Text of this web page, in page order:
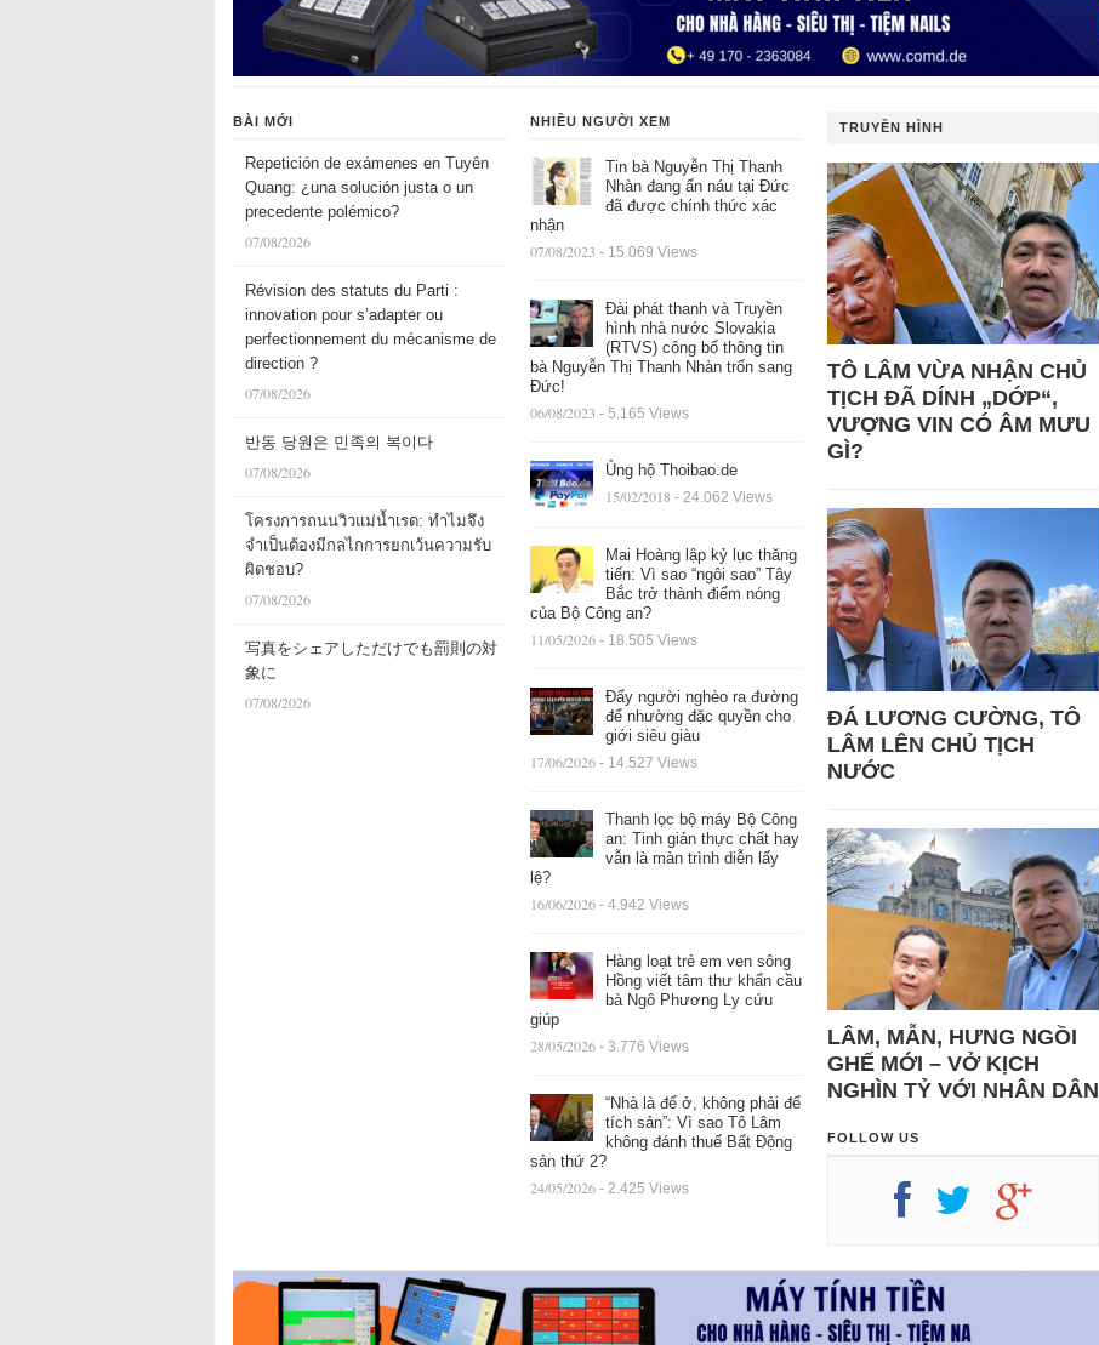
BÀI MỚI
Repetición de exámenes en Tuyên
Quang: ¿una solución justa o un
precedente polémico?
07/08/2026
Révision des statuts du Parti :
innovation pour s’adapter ou
perfectionnement du mécanisme de
direction ?
07/08/2026
반동 당원은 민족의 복이다
07/08/2026
โครงการถนนวิวแม่น้ำเรด: ทำไมจึง
จำเป็นต้องมีกลไกการยกเว้นความรับ
ผิดชอบ?
07/08/2026
写真をシェアしただけでも罰則の対
象に
07/08/2026
NHIỀU NGƯỜI XEM
Tin bà Nguyễn Thị Thanh
Nhàn đang ẩn náu tại Đức
đã được chính thức xác
nhận
07/08/2023 - 15.069 Views
Đài phát thanh và Truyền
hình nhà nước Slovakia
(RTVS) công bố thông tin
bà Nguyễn Thị Thanh Nhàn trốn sang
Đức!
06/08/2023 - 5.165 Views
Ủng hộ Thoibao.de
15/02/2018 - 24.062 Views
Mai Hoàng lập kỷ lục thăng
tiến: Vì sao “ngôi sao” Tây
Bắc trở thành điểm nóng
của Bộ Công an?
11/05/2026 - 18.505 Views
Đẩy người nghèo ra đường
để nhường đặc quyền cho
giới siêu giàu
17/06/2026 - 14.527 Views
Thanh lọc bộ máy Bộ Công
an: Tinh giản thực chất hay
vẫn là màn trình diễn lấy
lệ?
16/06/2026 - 4.942 Views
Hàng loạt trẻ em ven sông
Hồng viết tâm thư khẩn cầu
bà Ngô Phương Ly cứu
giúp
28/05/2026 - 3.776 Views
“Nhà là để ở, không phải để
tích sản”: Vì sao Tô Lâm
không đánh thuế Bất Động
sản thứ 2?
24/05/2026 - 2.425 Views
TRUYỀN HÌNH
TÔ LÂM VỪA NHẬN CHỦ
TỊCH ĐÃ DÍNH „DỚP“,
VƯỢNG VIN CÓ ÂM MƯU
GÌ?
ĐÁ LƯƠNG CƯỜNG, TÔ
LÂM LÊN CHỦ TỊCH
NƯỚC
LÂM, MẪN, HƯNG NGỒI
GHẾ MỚI – VỞ KỊCH
NGHÌN TỶ VỚI NHÂN DÂN
FOLLOW US